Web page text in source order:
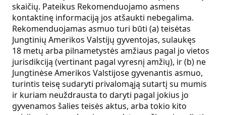
skaičių. Pateikus Rekomenduojamo asmens
kontaktinę informaciją jos atšaukti nebegalima.
Rekomenduojamas asmuo turi būti (a) teisėtas
Jungtinių Amerikos Valstijų gyventojas, sulaukęs
18 metų arba pilnametystės amžiaus pagal jo vietos
jurisdikciją (vertinant pagal vyresnį amžių), ir (b) ne
Jungtinėse Amerikos Valstijose gyvenantis asmuo,
turintis teisę sudaryti privalomąją sutartį su mumis
ir kuriam neuždrausta to daryti pagal jokius jo
gyvenamos šalies teisės aktus, arba tokio kito